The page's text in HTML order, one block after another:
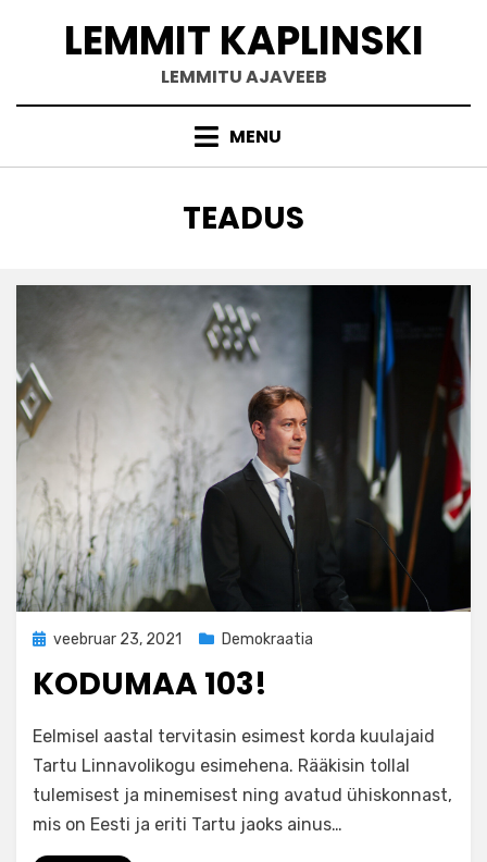
LEMMIT KAPLINSKI
LEMMITU AJAVEEB
MENU
RUBRIIK
:
TEADUS
Posted
veebruar 23, 2021 Demokraatia
KODUMAA 103!
byadmin
Eelmisel aastal tervitasin esimest korda kuulajaid
Tartu Linnavolikogu esimehena. Rääkisin tollal
tulemisest ja minemisest ning avatud ühiskonnast,
mis on Eesti ja eriti Tartu jaoks ainus…